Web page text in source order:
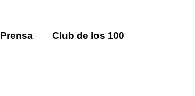
Prensa Club de los 100